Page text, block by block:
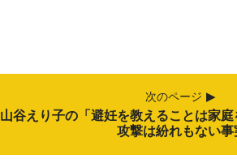
次のページ
山谷えり子の「避妊を教えることは家
攻撃は紛れもない事